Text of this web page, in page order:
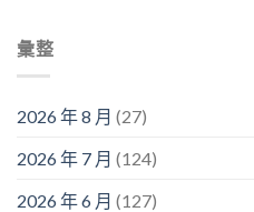
彙整
2026 年 8 月 (27)
2026 年 7 月 (124)
2026 年 6 月 (127)